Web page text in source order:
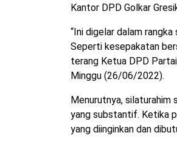
Kantor DPD Golkar
“Ini digelar dalam
Seperti kesepakatan
terang Ketua DPD
Minggu (26/06/2022).
Menurutnya, silaturahim
yang substantif. Ketika
yang diinginkan dan